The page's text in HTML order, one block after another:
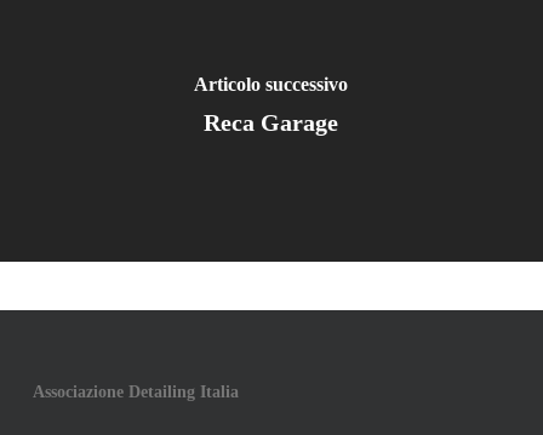
Articolo successivo
Reca Garage
Associazione Detailing Italia